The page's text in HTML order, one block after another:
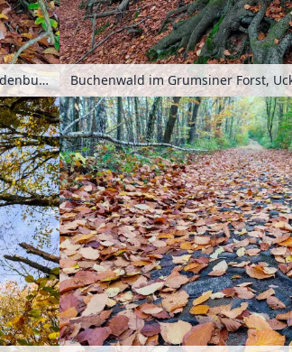
Buchenwald im Grumsiner Forst, Uckermark, Brandenburg, Deutschland